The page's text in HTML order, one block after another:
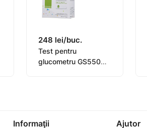
248 lei/buc.
Test pentru
glucometru GS550
Informaţii Ajutor